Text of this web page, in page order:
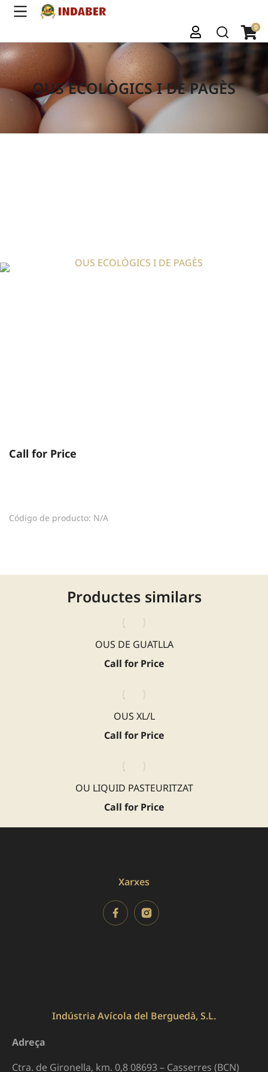
OUS ECOLÒGICS I DE PAGÈS
Call for Price
Código de producto: N/A
Productes similars
OUS DE GUATLLA
Call for Price
OUS XL/L
Call for Price
OU LIQUID PASTEURITZAT
Call for Price
Xarxes
Indústria Avícola del Berguedà, S.L.
Adreça
Ctra. de Gironella, km. 0,8 08693 – Casserres (BCN)